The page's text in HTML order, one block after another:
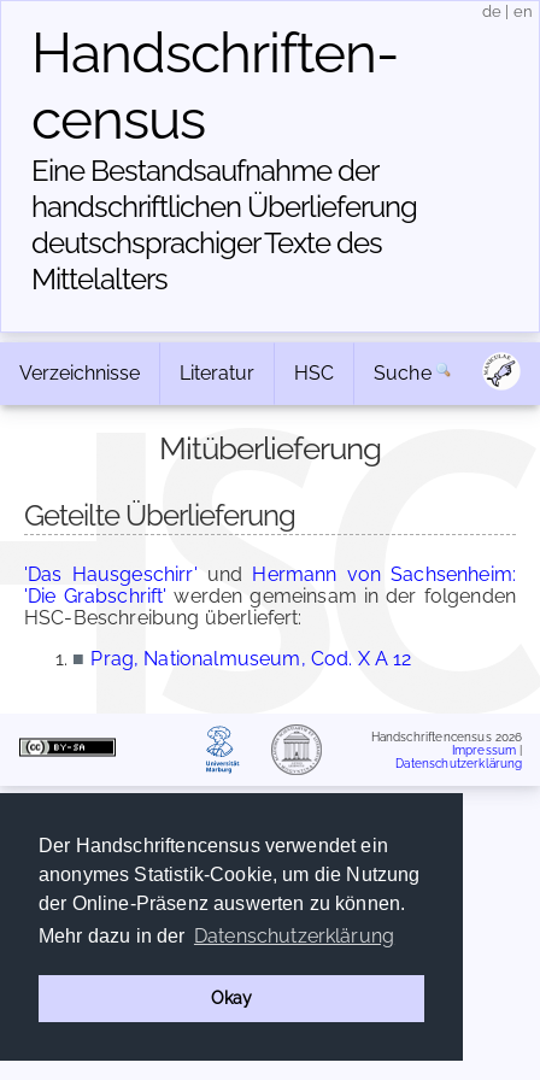
Der Handschriftencensus verwendet ein
anonymes Statistik-Cookie, um die Nutzung
der Online-Präsenz auswerten zu können.
Mehr dazu in der Datenschutzerklärung
Okay
Handschriften­
census
Eine Bestandsaufnahme der
handschriftlichen Über­lieferung
deutschsprachiger Texte des
Mittelalters
de en
Verzeichnisse Literatur HSC Suche
Mitüberlieferung
Geteilte Überlieferung
'Das Hausgeschirr' und Hermann von Sachsenheim:
'Die Grabschrift' werden gemeinsam in der folgenden
HSC-Beschreibung überliefert:
■ Prag, Nationalmuseum, Cod. X A 12
Handschriftencensus 2026
Impressum
Datenschutzerklärung